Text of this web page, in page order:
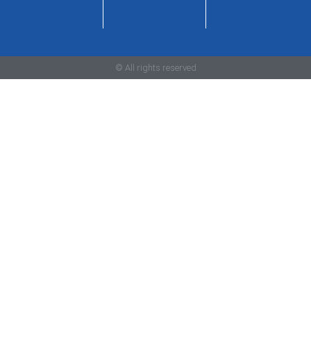
© All rights reserved